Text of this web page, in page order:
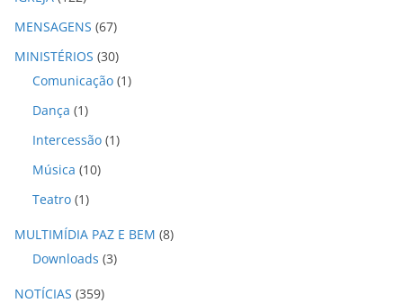
MENSAGENS (67)
MINISTÉRIOS (30)
Comunicação (1)
Dança (1)
Intercessão (1)
Música (10)
Teatro (1)
MULTIMÍDIA PAZ E BEM (8)
Downloads (3)
NOTÍCIAS (359)